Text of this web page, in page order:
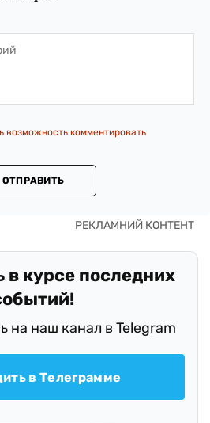
возможность комментировать
ОТПРАВИТЬ
в курсе последних
на наш канал в Telegram
в Телеграмме